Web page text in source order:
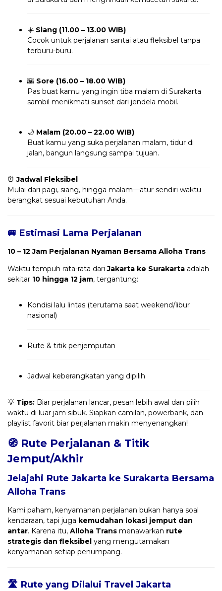
☀️ Siang (11.00 – 13.00 WIB)
Cocok untuk perjalanan santai atau fleksibel tanpa
terburu-buru.
🌇 Sore (16.00 – 18.00 WIB)
Pas buat kamu yang ingin tiba malam di Surakarta
sambil menikmati sunset dari jendela mobil.
🌙 Malam (20.00 – 22.00 WIB)
Buat kamu yang suka perjalanan malam, tidur di
jalan, bangun langsung sampai tujuan.
⏰Jadwal Fleksibel
Mulai dari pagi, siang, hingga malam—atur sendiri waktu
berangkat sesuai kebutuhan Anda.
🚐 Estimasi Lama Perjalanan
10 – 12 Jam Perjalanan Nyaman Bersama Alloha Trans
Waktu tempuh rata-rata dariJakarta ke Surakarta adalah
sekitar 10 hingga 12 jam, tergantung:
Kondisi lalu lintas (terutama saat weekend/libur
nasional)
Rute & titik penjemputan
Jadwal keberangkatan yang dipilih
💡 Tips: Biar perjalanan lancar, pesan lebih awal dan pilih
waktu di luar jam sibuk. Siapkan camilan, powerbank, dan
playlist favorit biar perjalanan makin menyenangkan!
🧭 Rute Perjalanan & Titik
Jemput/Akhir
Jelajahi Rute Jakarta ke Surakarta Bersama
Alloha Trans
Kami paham, kenyamanan perjalanan bukan hanya soal
kendaraan, tapi juga kemudahan lokasi jemput dan
antar. Karena itu, Alloha Trans menawarkan rute
strategis dan fleksibel yang mengutamakan
kenyamanan setiap penumpang.
🛣️ Rute yang Dilalui Travel Jakarta